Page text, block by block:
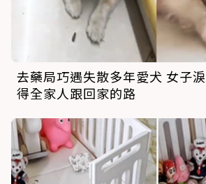
去藥局巧遇失散多年愛犬 女子
得全家人跟回家的路